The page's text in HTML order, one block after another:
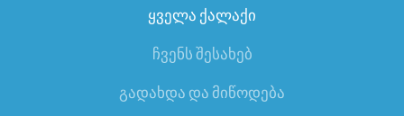
ყველა ქალაქი
ჩვენს შესახებ
გადახდა და მიწოდება